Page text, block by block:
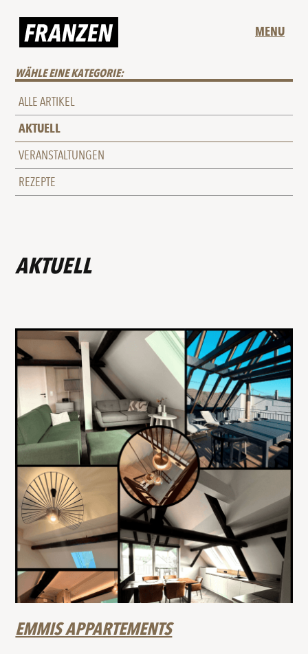
MENU
WÄHLE EINE KATEGORIE:
ALLE ARTIKEL
AKTUELL
VERANSTALTUNGEN
REZEPTE
AKTUELL
EMMIS APPARTEMENTS